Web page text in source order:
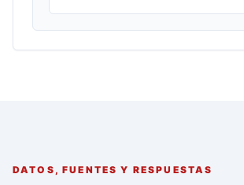
DATOS, FUENTES Y RESPUESTAS